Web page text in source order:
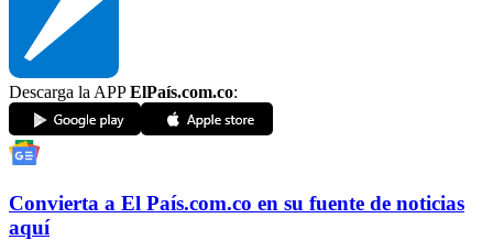
Descarga la APPElPaís.com.co:
Convierta a El País.com.co en su fuente de noticias
aquí